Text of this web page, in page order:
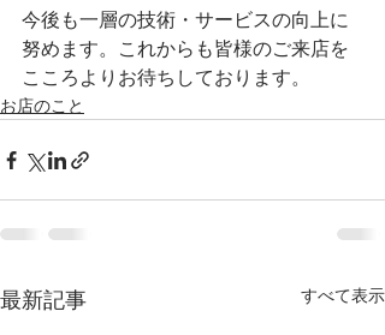
今後も一層の技術・サービスの向上に
努めます。これからも皆様のご来店を
こころよりお待ちしております。
お店のこと
最新記事 すべて表示